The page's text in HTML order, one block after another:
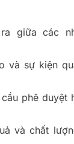
giữa các
và sự kiện
phê duyệt
và chất